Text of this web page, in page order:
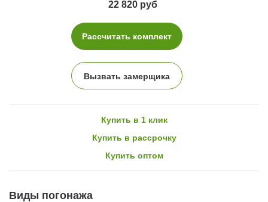
22 820 руб
Рассчитать комплект
Вызвать замерщика
Купить в 1 клик
Купить в рассрочку
Купить оптом
Виды погонажа